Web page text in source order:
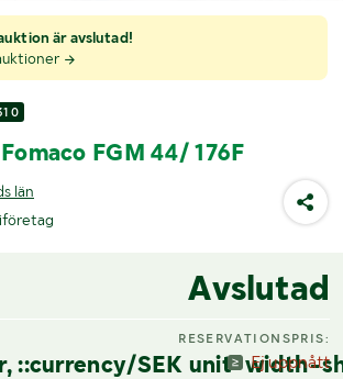
är avslutad!
FGM 44/ 176F
län
Avslutad
::currency/SEK unit-width-
RESERVATIONSPRIS:
Ej uppnått